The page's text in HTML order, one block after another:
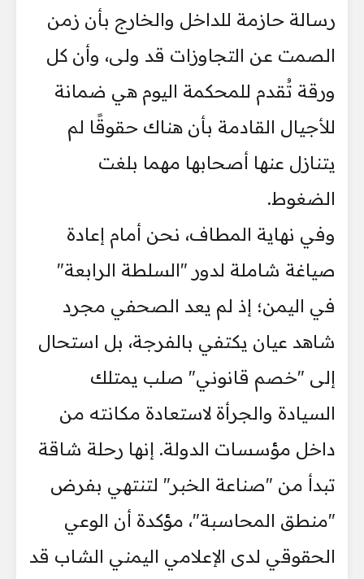
رسالة حازمة للداخل والخارج بأن زمن
الصمت عن التجاوزات قد ولى، وأن كل
ورقة تُقدم للمحكمة اليوم هي ضمانة
للأجيال القادمة بأن هناك حقوقًا لم
يتنازل عنها أصحابها مهما بلغت
الضغوط.
وفي نهاية المطاف، نحن أمام إعادة
صياغة شاملة لدور "السلطة الرابعة"
في اليمن؛ إذ لم يعد الصحفي مجرد
شاهد عيان يكتفي بالفرجة، بل استحال
إلى "خصم قانوني" صلب يمتلك
السيادة والجرأة لاستعادة مكانته من
داخل مؤسسات الدولة. إنها رحلة شاقة
تبدأ من "صناعة الخبر" لتنتهي بفرض
"منطق المحاسبة"، مؤكدة أن الوعي
الحقوقي لدى الإعلامي اليمني الشاب قد